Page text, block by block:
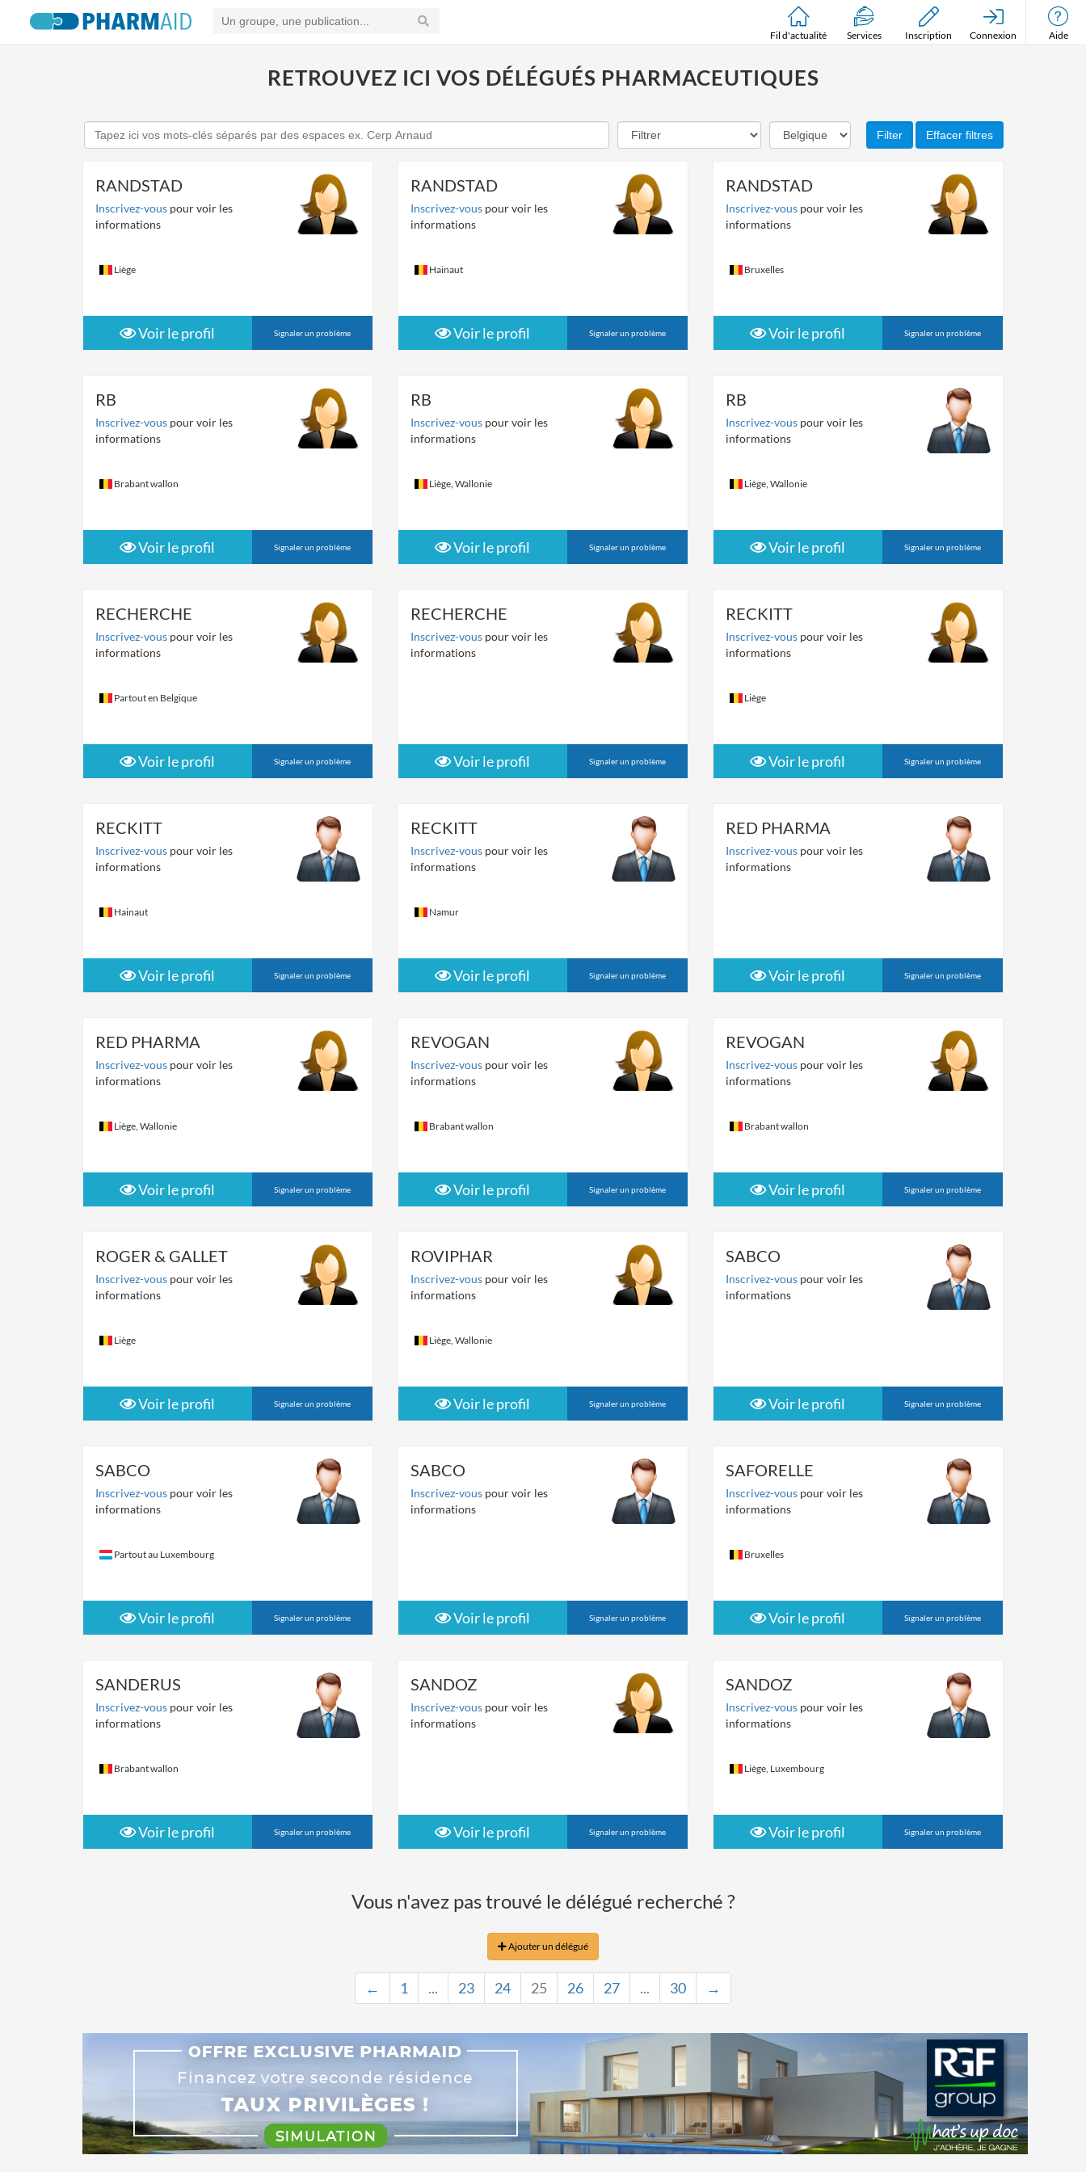
Fil d'actualité Services Inscription Connexion Aide
RETROUVEZ ICI VOS DÉLÉGUÉS PHARMACEUTIQUES
RANDSTAD
Inscrivez-vous pour voir les
informations
Liège
Voir le profil Signaler un problème
RANDSTAD
Inscrivez-vous pour voir les
informations
Hainaut
Voir le profil Signaler un problème
RANDSTAD
Inscrivez-vous pour voir les
informations
Bruxelles
Voir le profil Signaler un problème
RB
Inscrivez-vous pour voir les
informations
Brabant wallon
Voir le profil Signaler un problème
RB
Inscrivez-vous pour voir les
informations
Liège, Wallonie
Voir le profil Signaler un problème
RB
Inscrivez-vous pour voir les
informations
Liège, Wallonie
Voir le profil Signaler un problème
RECHERCHE
Inscrivez-vous pour voir les
informations
Partout en Belgique
Voir le profil Signaler un problème
RECHERCHE
Inscrivez-vous pour voir les
informations
Voir le profil Signaler un problème
RECKITT
Inscrivez-vous pour voir les
informations
Liège
Voir le profil Signaler un problème
RECKITT
Inscrivez-vous pour voir les
informations
Hainaut
Voir le profil Signaler un problème
RECKITT
Inscrivez-vous pour voir les
informations
Namur
Voir le profil Signaler un problème
RED PHARMA
Inscrivez-vous pour voir les
informations
Voir le profil Signaler un problème
RED PHARMA
Inscrivez-vous pour voir les
informations
Liège, Wallonie
Voir le profil Signaler un problème
REVOGAN
Inscrivez-vous pour voir les
informations
Brabant wallon
Voir le profil Signaler un problème
REVOGAN
Inscrivez-vous pour voir les
informations
Brabant wallon
Voir le profil Signaler un problème
ROGER & GALLET
Inscrivez-vous pour voir les
informations
Liège
Voir le profil Signaler un problème
ROVIPHAR
Inscrivez-vous pour voir les
informations
Liège, Wallonie
Voir le profil Signaler un problème
SABCO
Inscrivez-vous pour voir les
informations
Voir le profil Signaler un problème
SABCO
Inscrivez-vous pour voir les
informations
Partout au Luxembourg
Voir le profil Signaler un problème
SABCO
Inscrivez-vous pour voir les
informations
Voir le profil Signaler un problème
SAFORELLE
Inscrivez-vous pour voir les
informations
Bruxelles
Voir le profil Signaler un problème
SANDERUS
Inscrivez-vous pour voir les
informations
Brabant wallon
Voir le profil Signaler un problème
SANDOZ
Inscrivez-vous pour voir les
informations
Voir le profil Signaler un problème
SANDOZ
Inscrivez-vous pour voir les
informations
Liège, Luxembourg
Voir le profil Signaler un problème
Vous n'avez pas trouvé le délégué recherché ?
Ajouter un délégué
← 1 ... 23 24 25 26 27 ... 30 →